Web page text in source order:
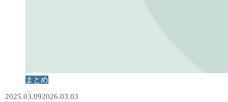
まとめ
2025.03.092026.03.03